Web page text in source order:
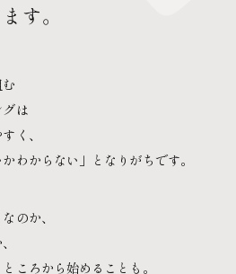
す。
は
く、
わからない」となりがちです。
のか、
ころから始めることも。